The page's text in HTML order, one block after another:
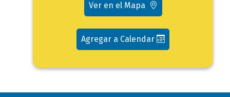
Ver en el Mapa
Agregar a Calendar